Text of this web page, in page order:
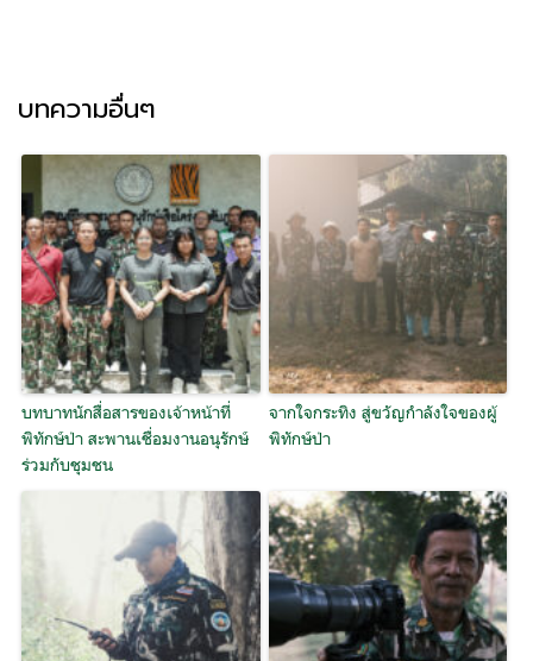
บทความอื่นๆ
บทบาทนักสื่อสารของเจ้าหน้าที่
พิทักษ์ป่า สะพานเชื่อมงานอนุรักษ์
ร่วมกับชุมชน
จากใจกระทิง สู่ขวัญกำลังใจของผู้
พิทักษ์ป่า